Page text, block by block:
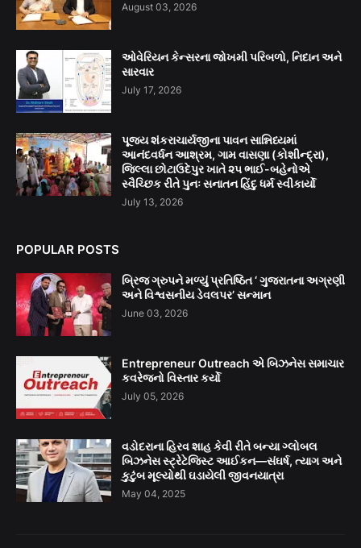
August 03, 2026
ઓવેરિયન કેન્સરના જોખમી પરિબળો, નિદાન અને
સારવાર
July 17, 2026
પૂજ્ય શંકરાચાર્યજીના પાવન સાન્નિધ્યમાં
આનંદવર્ધન આશ્રમ, ગામ વાસણા (કોશીન્દ્રા),
જિલ્લા છોટાઉદેપુર ખાતે ૨૫ ભાઈ-બહેનોએ
સ્વૈચ્છિક રીતે પુનઃ સનાતન હિંદુ ધર્મ સ્વીકાર્યો
July 13, 2026
POPULAR POSTS
બ્રિજ ગ્રુપને મળ્યું પ્રતિષ્ઠિત ‘ ગુજરાતના અગ્રણી
અને વિશ્વસનીય ડેવલપર’ સન્માન
June 03, 2026
Entrepreneur Outreach એ બિઝનેસ સમાચાર
કવરેજનો વિસ્તાર કર્યો
July 05, 2026
વડોદરાના હિરવ શાહ કેવી રીતે બન્યા ગ્લોબલ
બિઝનેસ સ્ટ્રેટેજિસ્ટ આઈકન—સંઘર્ષ, ત્યાગ અને
કુટુંબ મૂલ્યોથી ઘડાયેલી જીવનયાત્રા
May 04, 2025